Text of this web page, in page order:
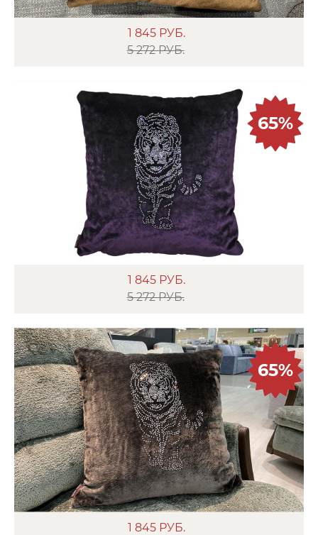
1 845 РУБ.
5 272 РУБ.
1 845 РУБ.
5 272 РУБ.
65%
1 845 РУБ.
65%